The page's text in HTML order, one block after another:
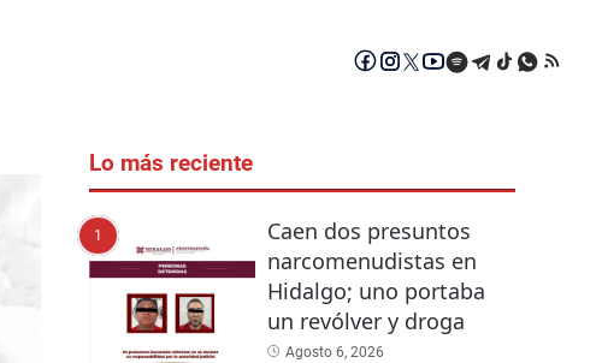
Lo más reciente
1
Caen dos presuntos
narcomenudistas en
Hidalgo; uno portaba
un revólver y droga
Agosto 6, 2026